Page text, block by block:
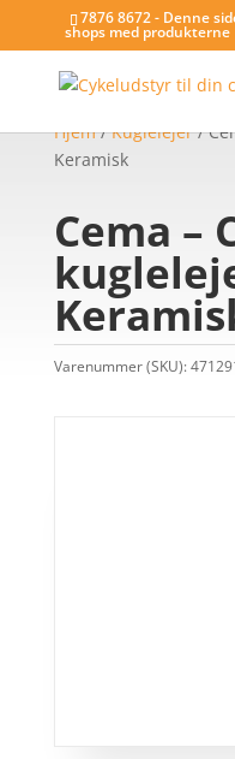
7876 8672 - Denne
shops med produkterne
Hjem/Kuglelejer/
Keramisk
Cema –
Varenummer (SKU):